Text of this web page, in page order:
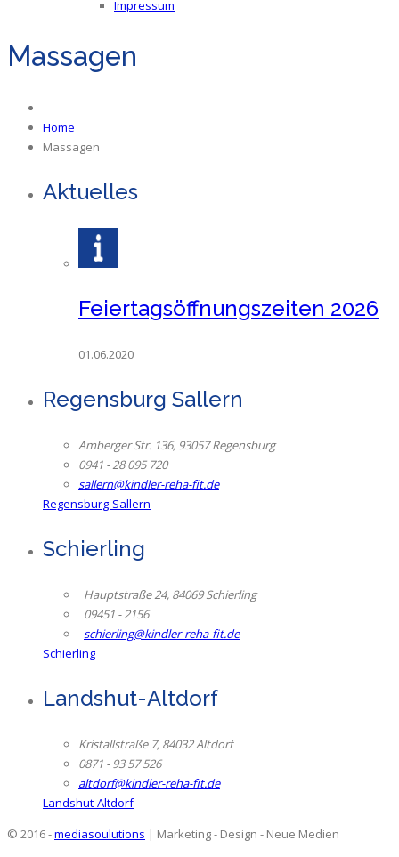
Impressum
Massagen
Home
Massagen
Aktuelles
Feiertagsöffnungszeiten 2026
01.06.2020
Regensburg Sallern
Amberger Str. 136, 93057 Regensburg
0941 - 28 095 720
sallern@kindler-reha-fit.de
Regensburg-Sallern
Schierling
Hauptstraße 24, 84069 Schierling
09451 - 2156
schierling@kindler-reha-fit.de
Schierling
Landshut-Altdorf
Kristallstraße 7, 84032 Altdorf
0871 - 93 57 526
altdorf@kindler-reha-fit.de
Landshut-Altdorf
© 2016 -mediasoulutions | Marketing - Design - Neue Medien